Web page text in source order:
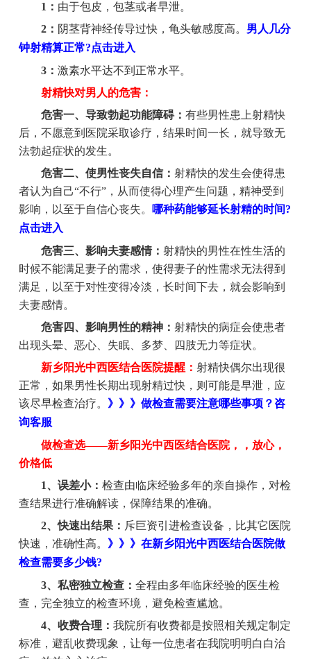
1： 由于包皮，包茎或者早泄。
2： 阴茎背神经传导过快，龟头敏感度高。 男人几分
钟射精算正常?点击进入
3： 激素水平达不到正常水平。
射精快对男人的危害：
危害一、导致勃起功能障碍： 有些男性患上射精快
后，不愿意到医院采取诊疗，结果时间一长，就导致无
法勃起症状的发生。
危害二、使男性丧失自信： 射精快的发生会使得患
者认为自己“不行”，从而使得心理产生问题，精神受到
影响，以至于自信心丧失。
哪种药能够延长射精的时间?
点击进入
危害三、影响夫妻感情： 射精快的男性在性生活的
时候不能满足妻子的需求，使得妻子的性需求无法得到
满足，以至于对性变得冷淡，长时间下去，就会影响到
夫妻感情。
危害四、影响男性的精神： 射精快的病症会使患者
出现头晕、恶心、失眠、多梦、四肢无力等症状。
新乡阳光中西医结合医院提醒： 射精快偶尔出现很
正常，如果男性长期出现射精过快，则可能是早泄，应
该尽早检查治疗。 》》》做检查需要注意哪些事项？咨
询客服
做检查选——新乡阳光中西医结合医院，，放心，
价格低
1、误差小： 检查由临床经验多年的亲自操作，对检
查结果进行准确解读，保障结果的准确。
2、快速出结果： 斥巨资引进检查设备，比其它医院
快速，准确性高。 》》》在新乡阳光中西医结合医院做
检查需要多少钱?
3、私密独立检查： 全程由多年临床经验的医生检
查，完全独立的检查环境，避免检查尴尬。
4、收费合理： 我院所有收费都是按照相关规定制定
标准，避乱收费现象，让每一位患者在我院明明白白治